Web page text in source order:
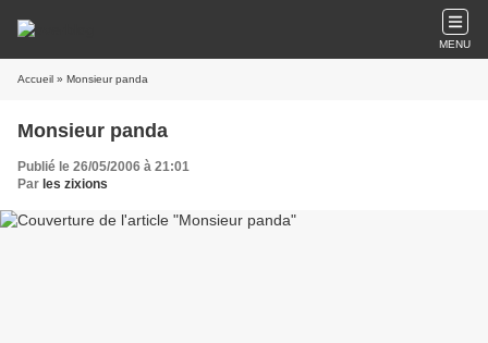
MENU
Accueil » Monsieur panda
Monsieur panda
Publié le 26/05/2006 à 21:01
Par les zixions